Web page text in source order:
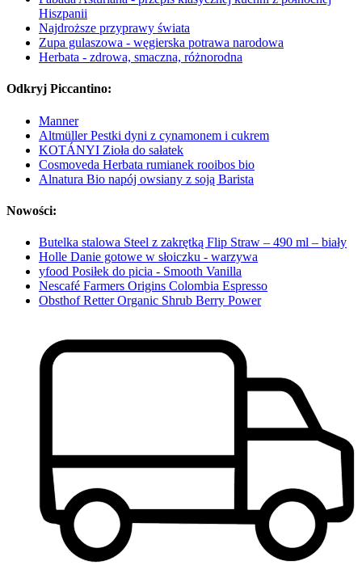
Hiszpanii
Najdroższe przyprawy świata
Zupa gulaszowa - węgierska potrawa narodowa
Herbata - zdrowa, smaczna, różnorodna
Odkryj Piccantino:
Manner
Altmüller Pestki dyni z cynamonem i cukrem
KOTÁNYI Zioła do sałatek
Cosmoveda Herbata rumianek rooibos bio
Alnatura Bio napój owsiany z soją Barista
Nowości:
Butelka stalowa Steel z zakrętką Flip Straw – 490 ml – biały
Holle Danie gotowe w słoiczku - warzywa
yfood Posiłek do picia - Smooth Vanilla
Nescafé Farmers Origins Colombia Espresso
Obsthof Retter Organic Shrub Berry Power